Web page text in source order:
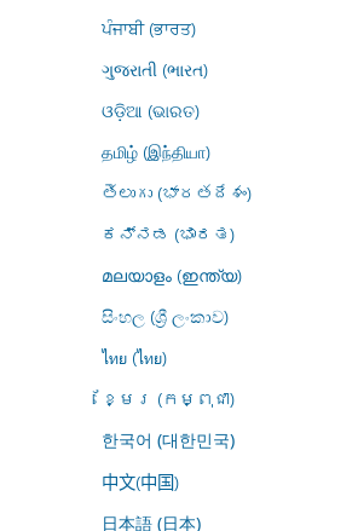
ਪੰਜਾਬੀ (ਭਾਰਤ)
ગુજરાતી (ભારત)
ଓଡ଼ିଆ (ଭାରତ)
தமிழ் (இந்தியா)
తెలుగు (భారతదేశం)
ಕನ್ನಡ (ಭಾರತ)
മലയാളം (ഇന്ത്യ)
සිංහල (ශ්‍රී ලංකාව)
ไทย (ไทย)
ខ្មែរ (កម្ពុជា)
한국어 (대한민국)
中文(中国)
日本語 (日本)